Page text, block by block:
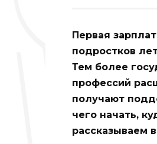
Первая
подростков
Тем более
профессий
получают
чего начать,
рассказываем